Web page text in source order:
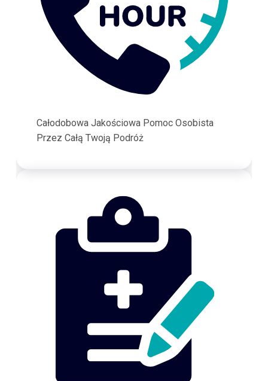
Całodobowa Jakościowa Pomoc Osobista
Przez Całą Twoją Podróż